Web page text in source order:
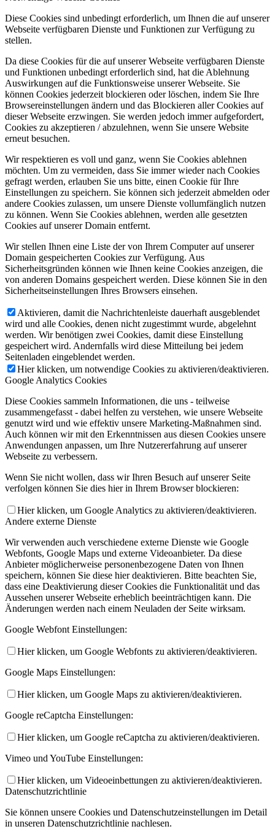
Diese Cookies sind unbedingt erforderlich, um Ihnen die auf unserer
Webseite verfügbaren Dienste und Funktionen zur Verfügung zu
stellen.
Da diese Cookies für die auf unserer Webseite verfügbaren Dienste
und Funktionen unbedingt erforderlich sind, hat die Ablehnung
Auswirkungen auf die Funktionsweise unserer Webseite. Sie
können Cookies jederzeit blockieren oder löschen, indem Sie Ihre
Browsereinstellungen ändern und das Blockieren aller Cookies auf
dieser Webseite erzwingen. Sie werden jedoch immer aufgefordert,
Cookies zu akzeptieren / abzulehnen, wenn Sie unsere Website
erneut besuchen.
Wir respektieren es voll und ganz, wenn Sie Cookies ablehnen
möchten. Um zu vermeiden, dass Sie immer wieder nach Cookies
gefragt werden, erlauben Sie uns bitte, einen Cookie für Ihre
Einstellungen zu speichern. Sie können sich jederzeit abmelden oder
andere Cookies zulassen, um unsere Dienste vollumfänglich nutzen
zu können. Wenn Sie Cookies ablehnen, werden alle gesetzten
Cookies auf unserer Domain entfernt.
Wir stellen Ihnen eine Liste der von Ihrem Computer auf unserer
Domain gespeicherten Cookies zur Verfügung. Aus
Sicherheitsgründen können wie Ihnen keine Cookies anzeigen, die
von anderen Domains gespeichert werden. Diese können Sie in den
Sicherheitseinstellungen Ihres Browsers einsehen.
Aktivieren, damit die Nachrichtenleiste dauerhaft ausgeblendet
wird und alle Cookies, denen nicht zugestimmt wurde, abgelehnt
werden. Wir benötigen zwei Cookies, damit diese Einstellung
gespeichert wird. Andernfalls wird diese Mitteilung bei jedem
Seitenladen eingeblendet werden.
Hier klicken, um notwendige Cookies zu aktivieren/deaktivieren.
Google Analytics Cookies
Diese Cookies sammeln Informationen, die uns - teilweise
zusammengefasst - dabei helfen zu verstehen, wie unsere Webseite
genutzt wird und wie effektiv unsere Marketing-Maßnahmen sind.
Auch können wir mit den Erkenntnissen aus diesen Cookies unsere
Anwendungen anpassen, um Ihre Nutzererfahrung auf unserer
Webseite zu verbessern.
Wenn Sie nicht wollen, dass wir Ihren Besuch auf unserer Seite
verfolgen können Sie dies hier in Ihrem Browser blockieren:
Hier klicken, um Google Analytics zu aktivieren/deaktivieren.
Andere externe Dienste
Wir verwenden auch verschiedene externe Dienste wie Google
Webfonts, Google Maps und externe Videoanbieter. Da diese
Anbieter möglicherweise personenbezogene Daten von Ihnen
speichern, können Sie diese hier deaktivieren. Bitte beachten Sie,
dass eine Deaktivierung dieser Cookies die Funktionalität und das
Aussehen unserer Webseite erheblich beeinträchtigen kann. Die
Änderungen werden nach einem Neuladen der Seite wirksam.
Google Webfont Einstellungen:
Hier klicken, um Google Webfonts zu aktivieren/deaktivieren.
Google Maps Einstellungen:
Hier klicken, um Google Maps zu aktivieren/deaktivieren.
Google reCaptcha Einstellungen:
Hier klicken, um Google reCaptcha zu aktivieren/deaktivieren.
Vimeo und YouTube Einstellungen:
Hier klicken, um Videoeinbettungen zu aktivieren/deaktivieren.
Datenschutzrichtlinie
Sie können unsere Cookies und Datenschutzeinstellungen im Detail
in unseren Datenschutzrichtlinie nachlesen.